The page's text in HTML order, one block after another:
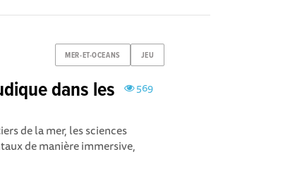
MER-ET-OCEANS JEU
569
dans les
de la mer, les sciences
de manière immersive,